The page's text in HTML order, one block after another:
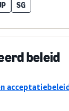
SG
beleid